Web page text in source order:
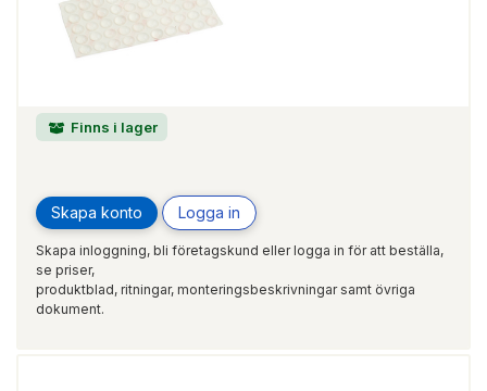
Finns i lager
Skapa konto Logga in
Skapa inloggning, bli företagskund eller logga in för att beställa,
se priser,
produktblad, ritningar, monteringsbeskrivningar samt övriga
dokument.